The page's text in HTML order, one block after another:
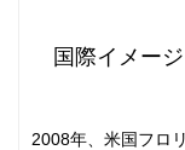
国際イメー
2008年、米国フロ